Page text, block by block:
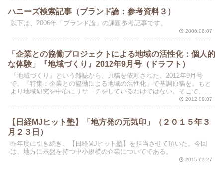
ハニーズ検索記事（ブランド論：参考資料３）
以下は、2006年「ブランド論」の課題参考記事です。
2006.08.07
「企業との協働プロジェクトによる地域の活性化：個人的
な体験」『地域づくり』2012年9月号（ドラフト）
『地域づくり』という雑誌から、原稿を依頼された。2012年9月号
で、「特集：企業との協働による地域の活性化」で基調原稿を。もと
より地域研究を中心にリサーチをしているわけではない。そこで、こ
の数年で取り組んできた企業とのコラボレーションを題材... 2012.08.07
【日経MJヒット塾】「地方発の元気印」（２０１５年３
月２３日）
昨年度に引き続き、【日経MJヒット塾】を担当させて頂いた。今回
は、地方に基盤を持つ中小規模の企業についてである。
2015.03.27